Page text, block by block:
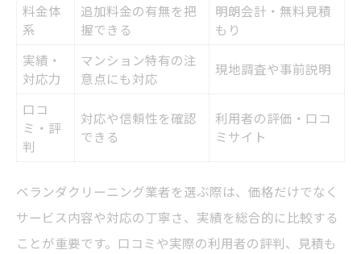
料金体
系
追加料金の有無を把
握できる
明朗会計・無料見積
もり
実績・
対応力
マンション特有の注
意点にも対応
現地調査や事前説明
口コ
ミ・評
判
対応や信頼性を確認
できる
利用者の評価・口コ
ミサイト
ベランダクリーニング業者を選ぶ際は、価格だけでなく
サービス内容や対応の丁寧さ、実績を総合的に比較する
ことが重要です。口コミや実際の利用者の評判、見積も